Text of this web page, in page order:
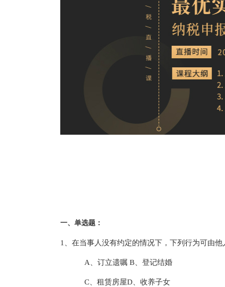
一、单选题：
1、在当事人没有约定的情况下，下列行为可由
A、订立遗嘱 B、登记结婚
C、租赁房屋D、收养子女